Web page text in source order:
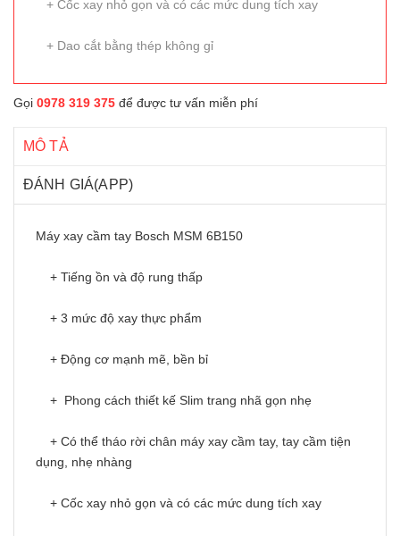
+ Cốc xay nhỏ gọn và có các mức dung tích xay
+ Dao cắt bằng thép không gỉ
Gọi 0978 319 375 để được tư vấn miễn phí
MÔ TẢ
ĐÁNH GIÁ(APP)
Máy xay cầm tay Bosch MSM 6B150
+ Tiếng ồn và độ rung thấp
+ 3 mức độ xay thực phẩm
+ Động cơ mạnh mẽ, bền bỉ
+ Phong cách thiết kế Slim trang nhã gọn nhẹ
+ Có thể tháo rời chân máy xay cầm tay, tay cầm tiện
dụng, nhẹ nhàng
+ Cốc xay nhỏ gọn và có các mức dung tích xay